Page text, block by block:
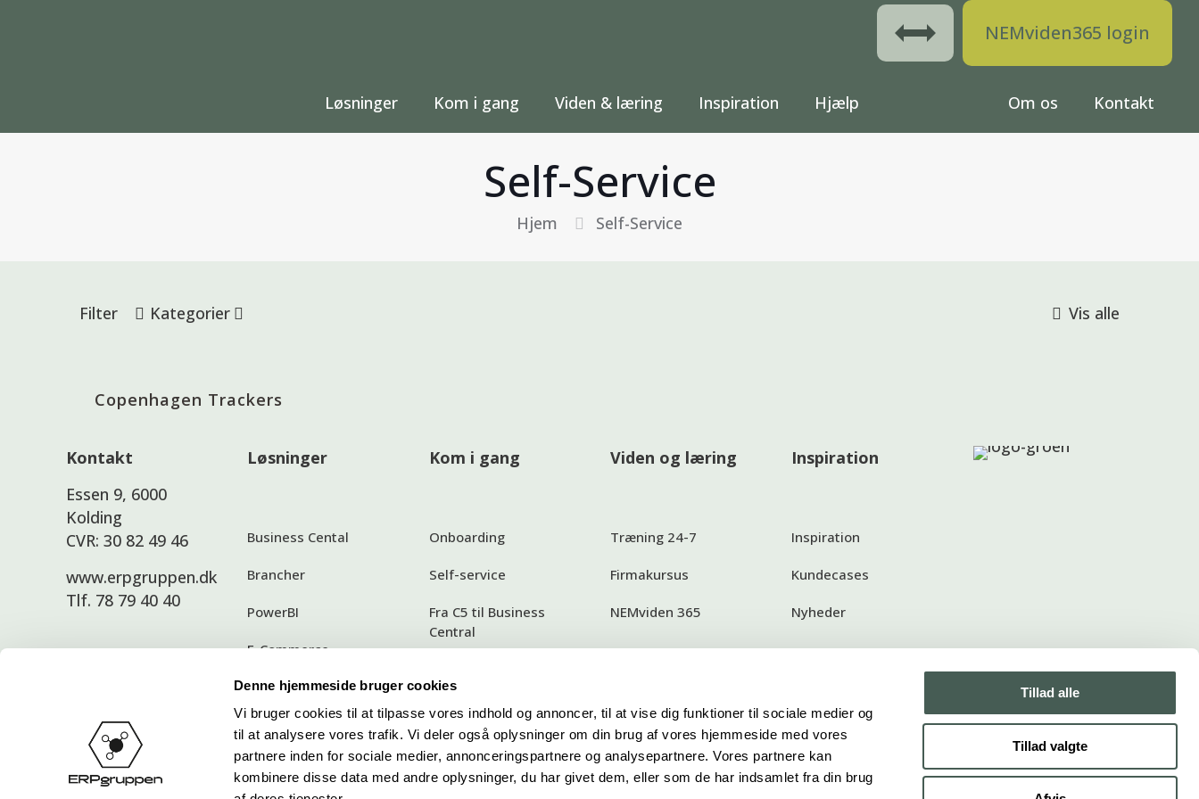
Denne hjemmeside bruger cookies
Vi bruger cookies til at tilpasse vores indhold og annoncer, til at vise dig funktioner til sociale medier og
til at analysere vores trafik. Vi deler også oplysninger om din brug af vores hjemmeside med vores
partnere inden for sociale medier, annonceringspartnere og analysepartnere. Vores partnere kan
kombinere disse data med andre oplysninger, du har givet dem, eller som de har indsamlet fra din brug
Tillad alle
Tillad valgte
NEMviden365 login
Løsninger Kom i gang Viden & læring Inspiration Hjælp Om os Kontakt
Self-Service
Hjem Self-Service
Filter Kategorier Vis alle
Copenhagen Trackers
Kontakt
Essen 9, 6000
Kolding
CVR: 30 82 49 46
www.erpgruppen.dk
Tlf. 78 79 40 40
Medarbejdere
Jobmuligheder
Løsninger
Business Cental
Brancher
PowerBI
E-Commerce
Power Platform
Apps og tillægsløsninger
Kom i gang
Onboarding
Self-service
Fra C5 til Business
Central
Viden og læring
Træning 24-7
Firmakursus
NEMviden 365
Inspiration
Inspiration
Kundecases
Nyheder